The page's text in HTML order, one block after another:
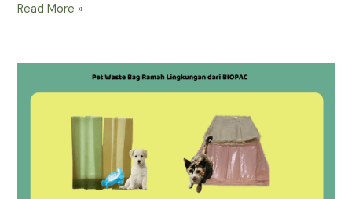
Read More »
Tips